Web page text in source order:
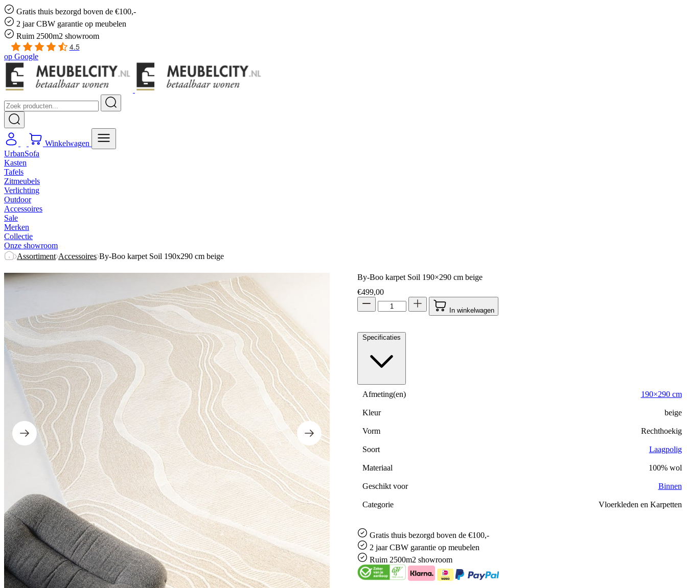
Gratis thuis bezorgd boven de €100,-
2 jaar CBW garantie op meubelen
Ruim 2500m2 showroom
4.5
op Google
Winkelwagen
UrbanSofa
Kasten
Tafels
Zitmeubels
Verlichting
Outdoor
Accessoires
Sale
Merken
Collectie
Onze showroom
Assortiment Accessoires By-Boo karpet Soil 190x290 cm beige
By-Boo karpet Soil 190×290 cm beige
€499,00
In winkelwagen
Specificaties
Afmeting(en) 190×290 cm
Kleur beige
Vorm Rechthoekig
Soort Laagpolig
Materiaal 100% wol
Geschikt voor Binnen
Categorie Vloerkleden en Karpetten
Gratisthuis bezorgd boven de €100,-
2 jaar CBW garantieop meubelen
Ruim 2500m2 showroom